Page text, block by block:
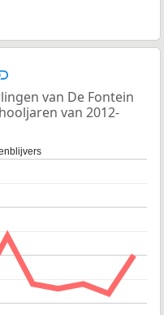
van De Fontein
van 2012-